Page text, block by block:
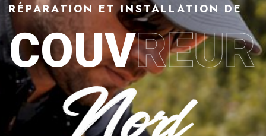
RÉPARATION ET INSTALLATION DE
Couvreur Denain (59220) :
COUVREUR